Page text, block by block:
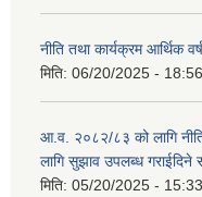
नीति तथा कार्यक्रम आर्थिक
मिति: 06/20/2025 - 18:56
आ.व. २०८२/८३ को लागि
लागि सुझाव उपलब्ध गराईदिने
मिति: 05/20/2025 - 15:33